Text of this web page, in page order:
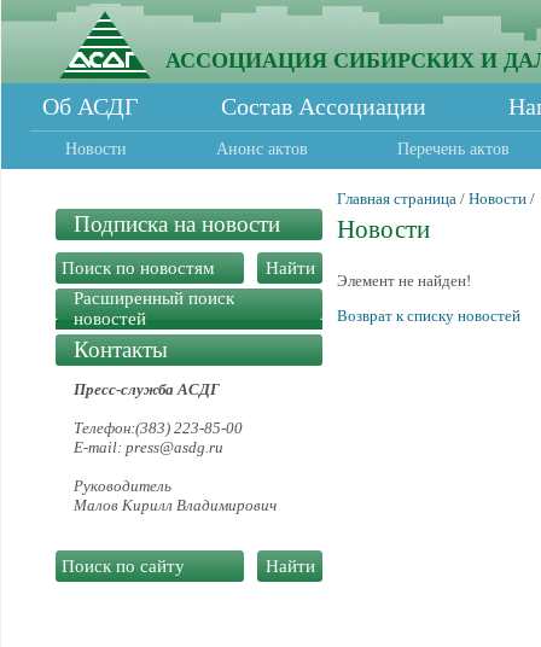
АССОЦИАЦИЯ СИБИРСКИХ И
Об АСДГ Состав Ассоциации
Новости Анонс актов Перечень актов
Подписка на новости
Расширенный поиск
новостей
Контакты
Пресс-служба АСДГ
Телефон:(383) 223-85-00
E-mail: press@asdg.ru
Руководитель
Малов Кирилл Владимирович
Главная страница / Новости /
Новости
Элемент не найден!
Возврат к списку новостей